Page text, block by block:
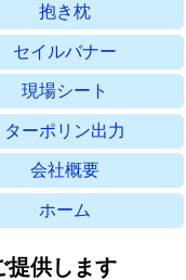
抱き枕
セイルバナー
現場シート
ターポリン出力
会社概要
ホーム
提供します